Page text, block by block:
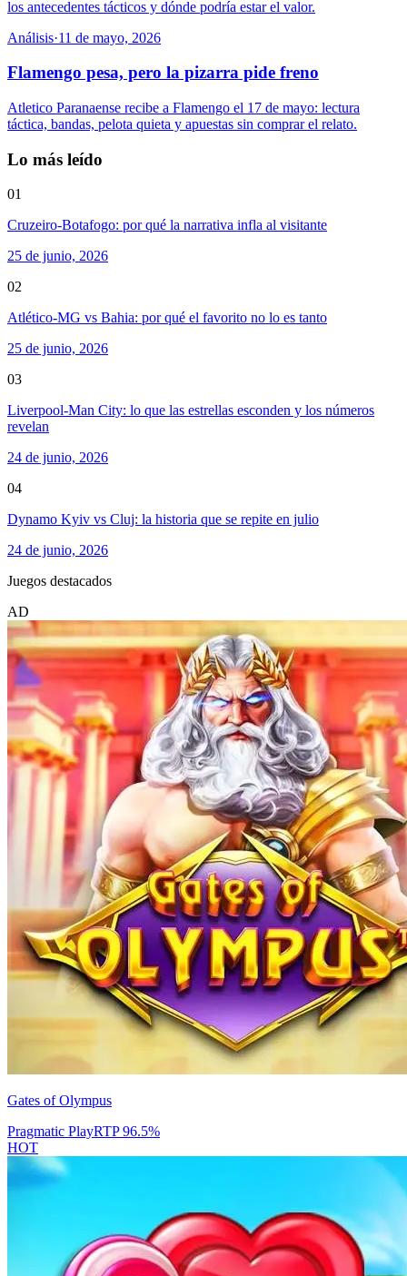
los antecedentes tácticos y dónde podría estar el valor.
Análisis·11 de mayo, 2026
Flamengo pesa, pero la pizarra pide freno
Atletico Paranaense recibe a Flamengo el 17 de mayo: lectura
táctica, bandas, pelota quieta y apuestas sin comprar el relato.
Lo más leído
01
Cruzeiro-Botafogo: por qué la narrativa infla al visitante
25 de junio, 2026
02
Atlético-MG vs Bahia: por qué el favorito no lo es tanto
25 de junio, 2026
03
Liverpool-Man City: lo que las estrellas esconden y los números
revelan
24 de junio, 2026
04
Dynamo Kyiv vs Cluj: la historia que se repite en julio
24 de junio, 2026
Juegos destacados
AD
Gates of Olympus
Pragmatic PlayRTP96.5%
HOT